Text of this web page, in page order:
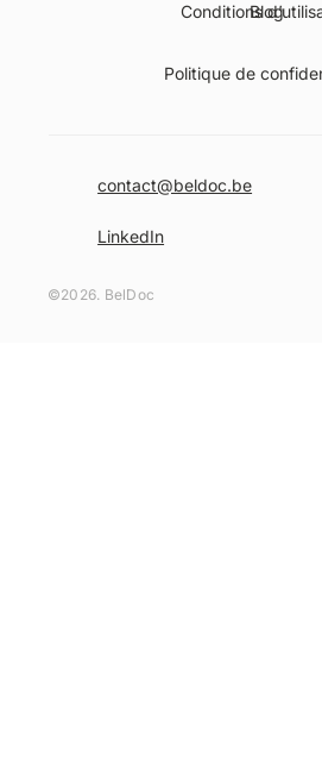
©2026. BelDoc
Politique de
ConditionsBlog
LinkedIn
contact@beldoc.be